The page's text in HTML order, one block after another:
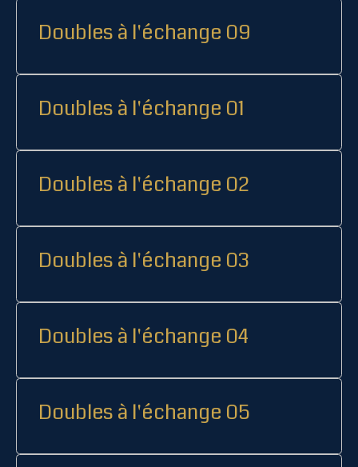
Doubles à l'échange 09
Doubles à l'échange 01
Doubles à l'échange 02
Doubles à l'échange 03
Doubles à l'échange 04
Doubles à l'échange 05